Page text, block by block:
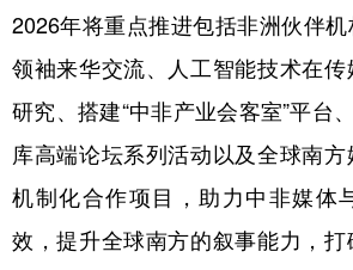
Deutsch Português
2026年将重点推进包括非洲伙伴机
领袖来华交流、人工智能技术在
研究、搭建“中非产业会客室”平台
库高端论坛系列活动以及全球南
机制化合作项目，助力中非媒体
效，提升全球南方的叙事能力，打